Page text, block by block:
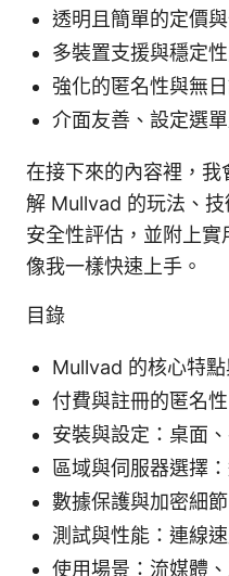
透明且簡單的定價
多裝置支援與穩定
強化的匿名性與無
介面友善、設定選
在接下來的內容裡，我
解 Mullvad 的玩法、
安全性評估，並附上
像我一樣快速上手。
目錄
Mullvad 的核心特
付費與註冊的匿名性
安裝與設定：桌面
區域與伺服器選擇
數據保護與加密細節
測試與性能：連線
使用場景：流媒體